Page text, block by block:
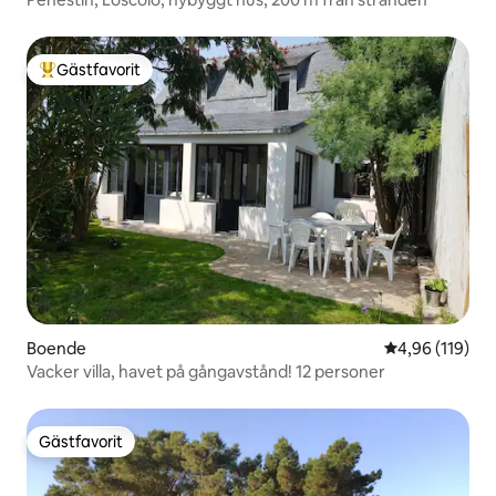
Populär gästfavorit
Gästfavorit
Boende 4,96 av 5 i
4,96 (119)
Vacker villa, havet på gångavstånd! 12 personer
Gästfavorit
Gästfavorit